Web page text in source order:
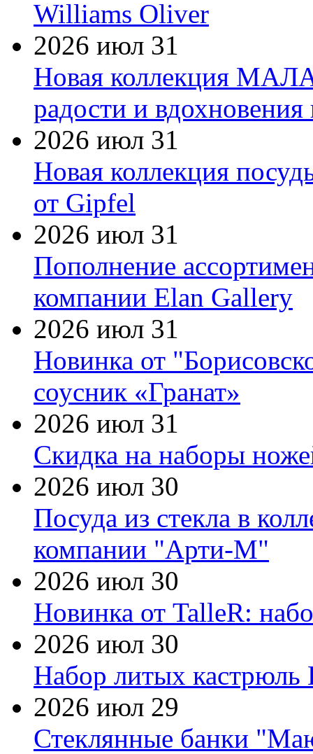
Williams Oliver
2026 июл 31
Новая коллекция
радости и
2026 июл 31
Новая коллекция
от Gipfel
2026 июл 31
Пополнение
компании Elan Gallery
2026 июл 31
Новинка от
соусник «Гранат»
2026 июл 31
Скидка на наборы
2026 июл 30
Посуда из стекла в
компании "Арти-М"
2026 июл 30
Новинка от TalleR:
2026 июл 30
Набор литых кастрюль
2026 июл 29
Стеклянные банки